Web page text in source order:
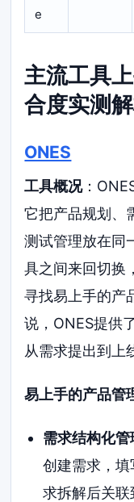
e
主流工具
合度实测
ONES
工具概况：
它把产品规划、
测试管理放在同
具之间来回切换
寻找易上手的产
说，ONES提供
从需求提出到上
易上手的产品管
需求结构化管
创建需求，
求拆解后关